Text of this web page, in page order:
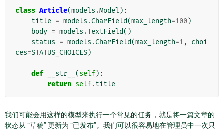
class Article(models .Model ):
title = models .CharField(max_length=100)
body = models .TextField()
status = models .CharField(max_length=1,
choi
ces=STATUS_CHOICES)
def __str__ (self):
return self.title
我们可能会用这样的模型来执行一个常见的任务，就是将一篇文章的
状态从 “草稿” 更新为 “已发布”。我们可以很容易地在管理员中一次只